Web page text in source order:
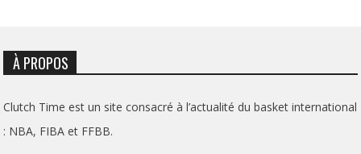
À PROPOS
Clutch Time est un site consacré à l’actualité du basket international
: NBA, FIBA et FFBB.